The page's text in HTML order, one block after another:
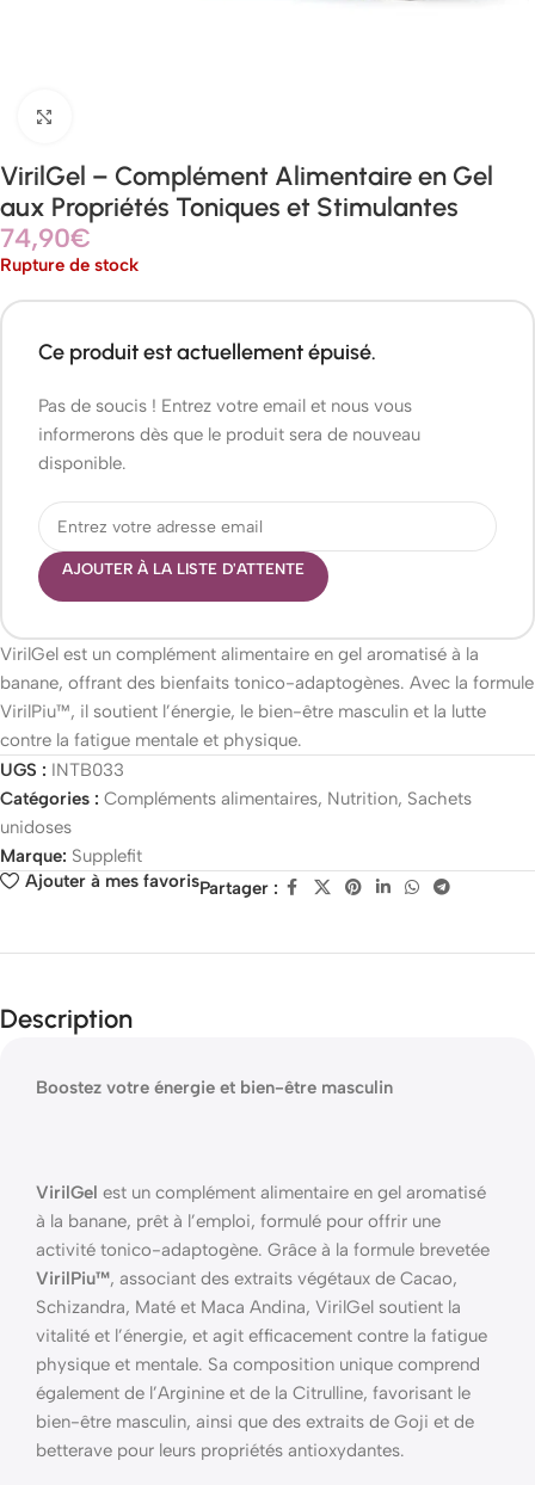
VirilGel – Complément Alimentaire en Gel
aux Propriétés Toniques et Stimulantes
74,90€
Rupture de stock
Ce produit est actuellement épuisé.
Pas de soucis ! Entrez votre email et nous vous
informerons dès que le produit sera de nouveau
disponible.
AJOUTER À LA LISTE D'ATTENTE
VirilGel est un complément alimentaire en gel aromatisé à la
banane, offrant des bienfaits tonico-adaptogènes. Avec la formule
VirilPiu™, il soutient l’énergie, le bien-être masculin et la lutte
contre la fatigue mentale et physique.
UGS : INTB033
Catégories : Compléments alimentaires, Nutrition, Sachets
unidoses
Marque: Supplefit
Ajouter à mes favorisPartager :
Description
Boostez votre énergie et bien-être masculin
VirilGel est un complément alimentaire en gel aromatisé
à la banane, prêt à l’emploi, formulé pour offrir une
activité tonico-adaptogène. Grâce à la formule brevetée
VirilPiu™, associant des extraits végétaux de Cacao,
Schizandra, Maté et Maca Andina, VirilGel soutient la
vitalité et l’énergie, et agit efficacement contre la fatigue
physique et mentale. Sa composition unique comprend
également de l’Arginine et de la Citrulline, favorisant le
bien-être masculin, ainsi que des extraits de Goji et de
betterave pour leurs propriétés antioxydantes.